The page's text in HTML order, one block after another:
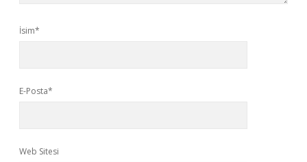
İsim*
E-Posta*
Web Sitesi